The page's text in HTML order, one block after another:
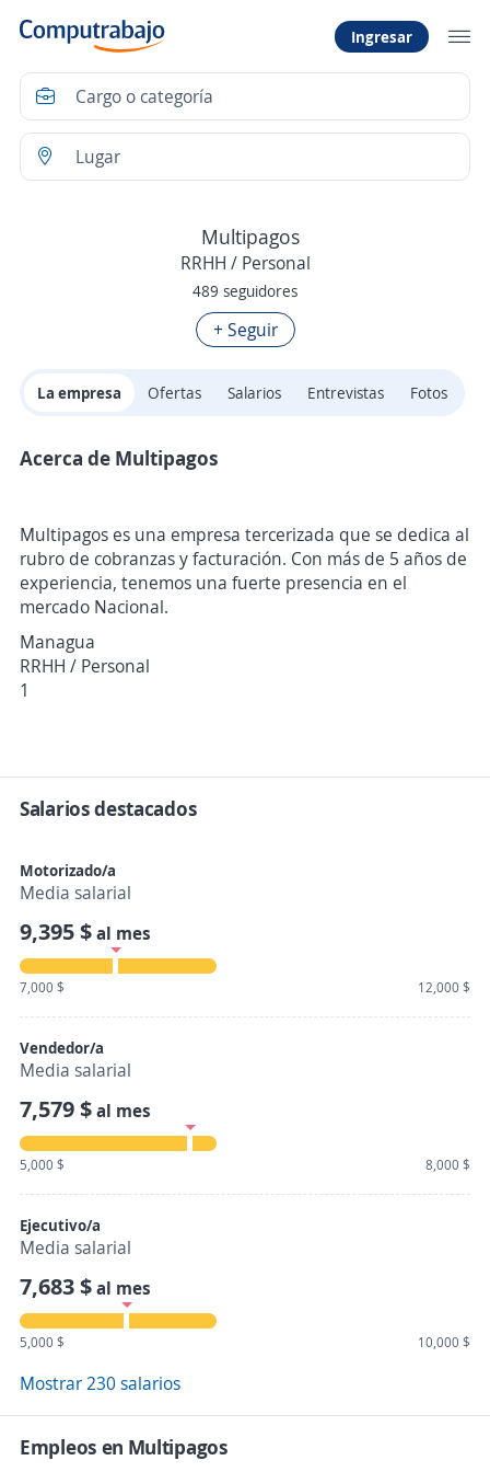
Ingresar
Multipagos
RRHH / Personal
489 seguidores
+ Seguir
La empresa Ofertas Salarios Entrevistas Fotos
Acerca de Multipagos
Multipagos es una empresa tercerizada que se dedica al
rubro de cobranzas y facturación. Con más de 5 años de
experiencia, tenemos una fuerte presencia en el
mercado Nacional.
Managua
RRHH / Personal
1
Salarios destacados
Motorizado/a
Media salarial
9,395 $al mes
7,000 $ 12,000 $
Vendedor/a
Media salarial
7,579 $al mes
5,000 $ 8,000 $
Ejecutivo/a
Media salarial
7,683 $al mes
5,000 $ 10,000 $
Mostrar 230 salarios
Empleos en Multipagos